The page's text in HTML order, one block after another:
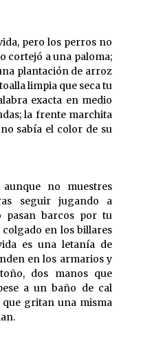
pero los perros no
cortejó a una paloma;
plantación de arroz
limpia que seca tu
exacta en medio
la frente marchita
sabía el color de su
no muestres
seguir jugando a
pasan barcos por tu
en los billares
es una letanía de
en los armarios y
dos manos que
a un baño de cal
que gritan una misma